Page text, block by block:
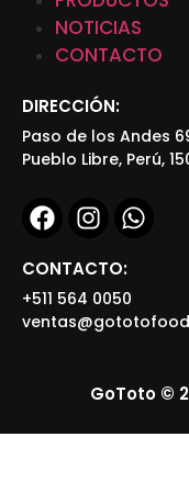
NOTICIAS
CONTACTO
DIRECCIÓN:
Paso de los Andes
Pueblo Libre, Perú,
CONTACTO:
+511 564 0050
GoToto ©